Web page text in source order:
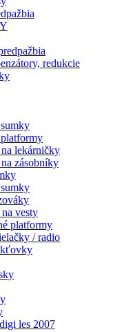
redukcie
lekárničky
zásobníky
vesty
platformy
/ radio
les 2007